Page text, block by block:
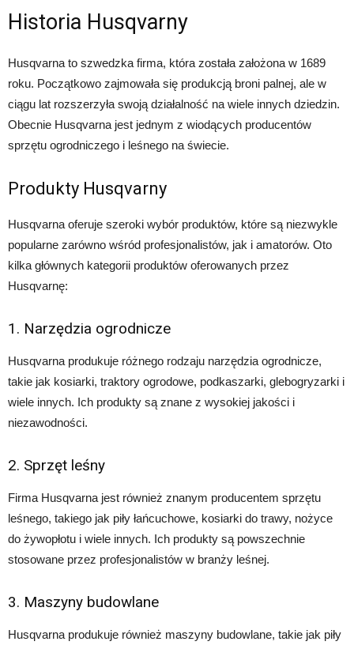
Historia Husqvarny
Husqvarna to szwedzka firma, która została założona w 1689
roku. Początkowo zajmowała się produkcją broni palnej, ale w
ciągu lat rozszerzyła swoją działalność na wiele innych dziedzin.
Obecnie Husqvarna jest jednym z wiodących producentów
sprzętu ogrodniczego i leśnego na świecie.
Produkty Husqvarny
Husqvarna oferuje szeroki wybór produktów, które są niezwykle
popularne zarówno wśród profesjonalistów, jak i amatorów. Oto
kilka głównych kategorii produktów oferowanych przez
Husqvarnę:
1. Narzędzia ogrodnicze
Husqvarna produkuje różnego rodzaju narzędzia ogrodnicze,
takie jak kosiarki, traktory ogrodowe, podkaszarki, glebogryzarki i
wiele innych. Ich produkty są znane z wysokiej jakości i
niezawodności.
2. Sprzęt leśny
Firma Husqvarna jest również znanym producentem sprzętu
leśnego, takiego jak piły łańcuchowe, kosiarki do trawy, nożyce
do żywopłotu i wiele innych. Ich produkty są powszechnie
stosowane przez profesjonalistów w branży leśnej.
3. Maszyny budowlane
Husqvarna produkuje również maszyny budowlane, takie jak piły